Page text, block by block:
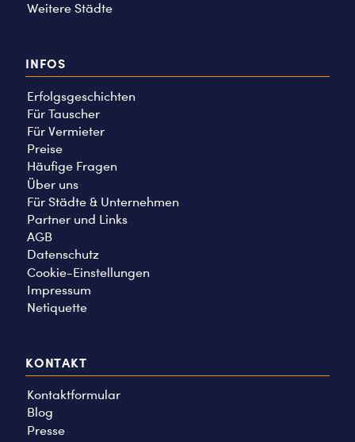
Weitere Städte
INFOS
Erfolgsgeschichten
Für Tauscher
Für Vermieter
Preise
Häufige Fragen
Über uns
Für Städte & Unternehmen
Partner und Links
AGB
Datenschutz
Cookie-Einstellungen
Impressum
Netiquette
KONTAKT
Kontaktformular
Blog
Presse